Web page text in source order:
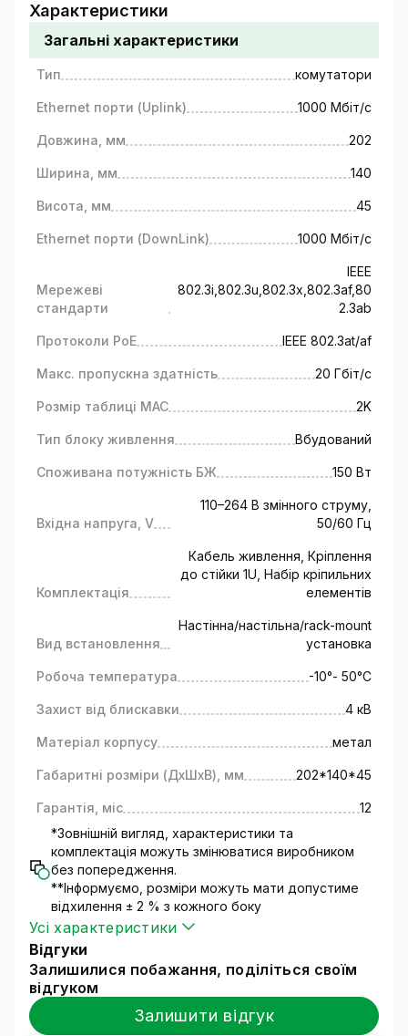
це мережевий пристрій, який забезпечує
передачу даних і електроживлення через
мережевий кабель Ethernet.
Комутатори PoE мають вбудовані порти,
електроживлення по Ethernet-кабелю. Це дає
змогу пристроям, під'єднаним до таких
портів, працювати без необхідності окремого
під'єднання до джерела живлення.
На яких об'єктах встановлюють РоЕ
комутатори?
Завдяки своїй універсальності та зручності
комутатори PoE широко використовуються
на різних об'єктах.
комутатори PoE:
Офісні будівлі:
для підключення бездротових точок доступу
Wi-Fi;
проведення відеоконференцій;
для підключення IP-камер
відеоспостереження.
Торгові центри та роздрібні магазини:
для відеоспостереження та безпеки;
управління доступом.
Готельні комплекси:
для відеоспостереження в громадських
Промислові об'єкти та складські
для встановлення IP-камер
відеоспостереження для контролю безпеки
для управління та моніторингу систем
автоматизації та управління.
Побудова кабельних мереж із застосуванням
комутаторів РоЕ значно знижує витрати на
під'єднання систем відеоспостереження на
об'єктах із великою площею, адже не потрібно
прокладати додаткові кабелі від камер назад
до мережевого NVR відеореєстратора.
За допомогою комутатора POE GV-019-M-
08G+SFP користувач може створити
інтегровану мережу передачі даних, зокрема
відео. Крім того, технологія РоЕ дає змогу
використовувати кабельну мережу для
подавання живлення до під'єднаних
пристроїв.
Характеристики
Загальні характеристики
Тип комутатори
Ethernet порти (Uplink) 1000 Мбіт/с
Довжина, мм 202
Ширина, мм 140
Висота, мм 45
Ethernet порти (DownLink) 1000 Мбіт/с
Мережеві
стандарти
IEEE
802.3i,802.3u,802.3x,802.3af,80
2.3ab
Протоколи PoE IEEE 802.3at/af
Макс. пропускна здатність 20 Гбіт/с
Розмір таблиці MAC 2K
Тип блоку живлення Вбудований
Споживана потужність БЖ 150 Вт
Вхідна напруга, V
110–264 В змінного струму,
50/60 Гц
Комплектація
Кабель живлення, Кріплення
до стійки 1U, Набір кріпильних
елементів
Вид встановлення
Настінна/настільна/rack-mount
установка
Робоча температура -10°- 50°C
Захист від блискавки 4 кВ
Матеріал корпусу метал
Габаритні розміри (ДхШхВ), мм 202*140*45
Гарантія, міс
12
*Зовнішній вигляд, характеристики та
комплектація можуть змінюватися виробником
без попередження.
**Інформуємо, розміри можуть мати допустиме
відхилення ± 2 % з кожного боку
Усі характеристики
Відгуки
Залишилися побажання, поділіться своїм
відгуком
Залишити відгук